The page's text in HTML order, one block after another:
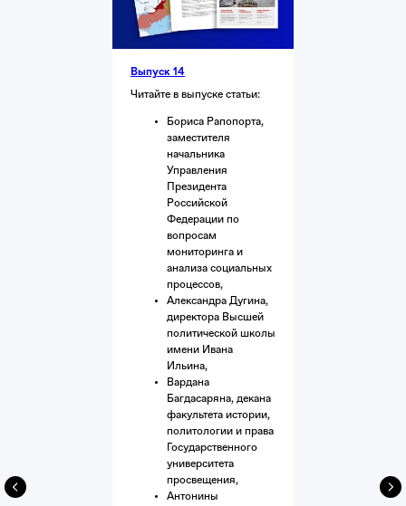
Выпуск 14
Читайте в выпуске статьи:
Бориса Рапопорта,
заместителя
начальника
Управления
Президента
Российской
Федерации по
вопросам
мониторинга и
анализа социальных
процессов,
Александра Дугина,
директора Высшей
политической школы
имени Ивана
Ильина,
Вардана
Багдасаряна, декана
факультета истории,
политологии и права
Государственного
университета
просвещения,
Антонины